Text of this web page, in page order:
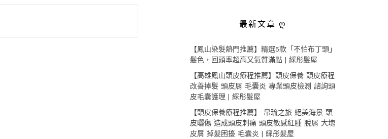
最新文章 ღ
【鳳山染髮熱門推薦】精選5款「不怕布丁頭」
髮色，回頭率超高又氣質滿點 | 綵彤髮屋
【高雄鳳山頭皮療程推薦】頭皮保養 頭皮療程
改善掉髮 頭皮屑 毛囊炎 專業頭皮檢測 諮詢頭
皮毛囊護理 | 綵彤髮屋
【頭皮保養療程推薦】 帛琉之旅 絕美海景 頭
皮曬傷 造成頭皮刺痛 頭皮敏感紅腫 脫屑 大塊
皮屑 掉髮困擾 毛囊炎 | 綵彤髮屋